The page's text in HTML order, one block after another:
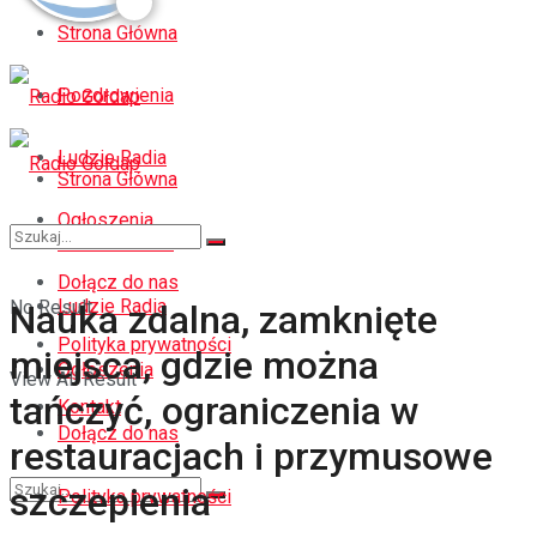
Strona Główna
Pozdrowienia
Ludzie Radia
Ogłoszenia
Dołącz do nas
Polityka prywatności
Kontakt
Strona Główna
Pozdrowienia
Ludzie Radia
Ogłoszenia
Dołącz do nas
Polityka prywatności
No Result
View All Result
Nauka zdalna, zamknięte
miejsca, gdzie można
tańczyć, ograniczenia w
restauracjach i przymusowe
szczepienia